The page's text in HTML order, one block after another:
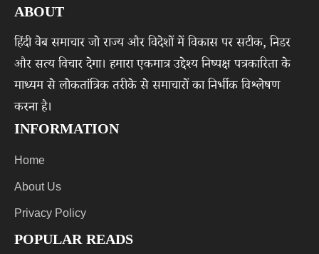
ABOUT
हिंदी वेब समाचार जो राज्य और विदेशों में विकास पर सटीक, निडर
और सत्य विचार देगा। हमारा एकमात्र उद्देश्य निष्पक्ष पत्रकारिता के
माध्यम से लोकतांत्रिक तरीके से समाचारों का निर्भीक विश्लेषण
करना है।
INFORMATION
Home
About Us
Privacy Policy
POPULAR READS